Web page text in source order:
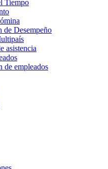
Tiempo
de Desempeño
asistencia
de empleados